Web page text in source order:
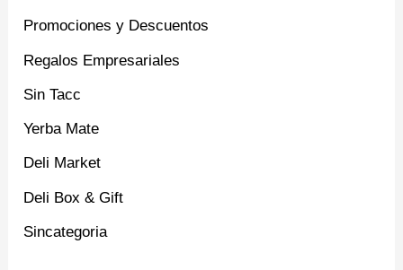
Promociones y Descuentos
Regalos Empresariales
Sin Tacc
Yerba Mate
Deli Market
Deli Box & Gift
Sincategoria